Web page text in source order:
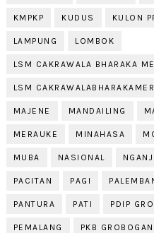
KMPKP KUDUS KULON
LAMPUNG LOMBOK
LSM CAKRAWALA BHARAKA
LSM
MAJENE MANDAILING
MERAUKE MINAHASA
MUBA NASIONAL
PACITAN PAGI
PANTURA PATI PDIP
PEMALANG PKB GROBOGAN